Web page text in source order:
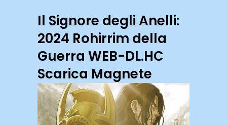
Il Signore degli Anelli:
2024 Rohirrim della
Guerra WEB-DL.HC
Scarica Magnete